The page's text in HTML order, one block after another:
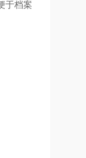
于档案